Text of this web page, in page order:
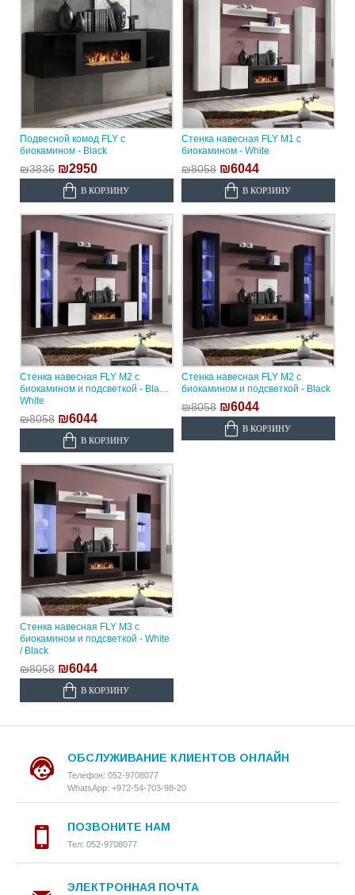
Подвесной комод FLY с
биокамином - Black
₪3836 ₪2950
В КОРЗИНУ
Стенка навесная FLY M1 с
биокамином - White
₪8058 ₪6044
В КОРЗИНУ
Стенка навесная FLY M2 с
биокамином и подсветкой - Black /
White
₪8058 ₪6044
В КОРЗИНУ
Стенка навесная FLY M2 с
биокамином и подсветкой - Black
₪8058 ₪6044
В КОРЗИНУ
Стенка навесная FLY M3 с
биокамином и подсветкой - White
/ Black
₪8058 ₪6044
В КОРЗИНУ
ОБСЛУЖИВАНИЕ КЛИЕНТОВ ОНЛАЙН
Телефон: 052-9708077
WhatsApp: +972-54-703-98-20
ПОЗВОНИТЕ НАМ
Тел: 052-9708077
ЭЛЕКТРОННАЯ ПОЧТА